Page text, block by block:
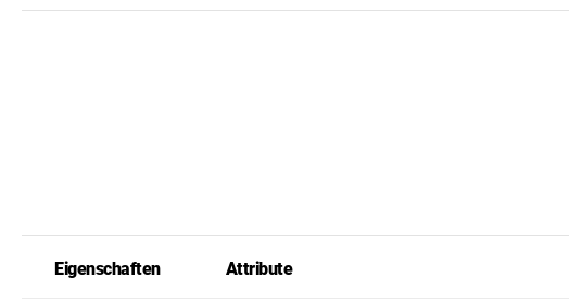
Eigenschaften Attribute